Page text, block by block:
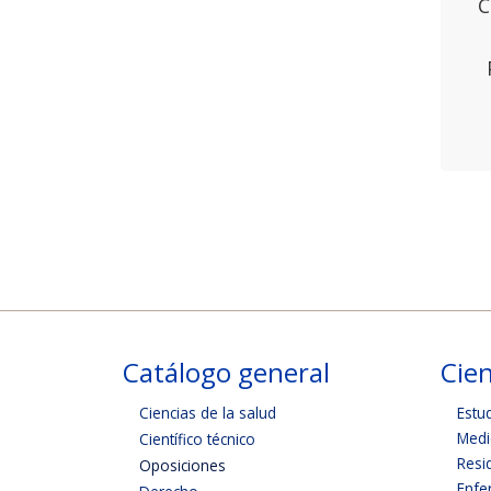
Catálogo general
Ciencias de la salud
Científico técnico
Oposiciones